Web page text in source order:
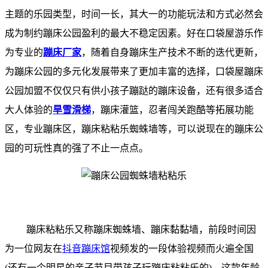
主题的乐园类型，时间一长，其大一的功能玩法和方式必然会
成为制约蹦床公园盈利的最大不稳定因素。好在口袋屋游乐作
为专业的蹦床厂家，随着自身蹦床生产技术不断的迭代更新，
为蹦床公园的多元化发展带来了更加丰富的选择，口袋屋蹦床
公园加盟不仅仅只有供小孩子蹦跶的蹦床设备，还有很多适合
大人体验的旱雪滑梯，蹦床灌篮，忍者闯关跑酷等拓展功能
区，专业蹦床区，蹦床粘粘乐蜘蛛墙等，可以说现在的蹦床公
园的可玩性真的强了不止一点点。
蹦床粘粘乐又称蹦床蜘蛛墙、蹦床黏黏墙，前段时间因
为一位网友在抖音蹦床馆视频发的一段体验视频而火遍全国